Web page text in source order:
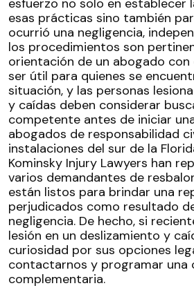
esfuerzo no solo en establecer
esas prácticas sino también
ocurrió una negligencia,
los procedimientos son
orientación de un abogado con
ser útil para quienes se
situación, y las personas
y caídas deben considerar
competente antes de iniciar
abogados de responsabilidad
instalaciones del sur de la
Kominsky Injury Lawyers han
varios demandantes de
están listos para brindar una
perjudicados como resultado
negligencia. De hecho, si
lesión en un deslizamiento y
curiosidad por sus opciones
contactarnos y programar una
complementaria.